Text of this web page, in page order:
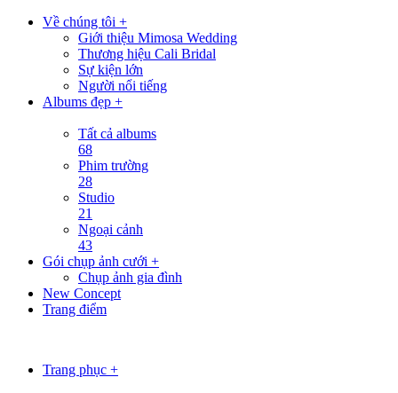
Về chúng tôi +
Giới thiệu Mimosa Wedding
Thương hiệu Cali Bridal
Sự kiện lớn
Người nổi tiếng
Albums đẹp +
Tất cả albums
68
Phim trường
28
Studio
21
Ngoại cảnh
43
Gói chụp ảnh cưới +
Chụp ảnh gia đình
New Concept
Trang điểm
Trang phục +